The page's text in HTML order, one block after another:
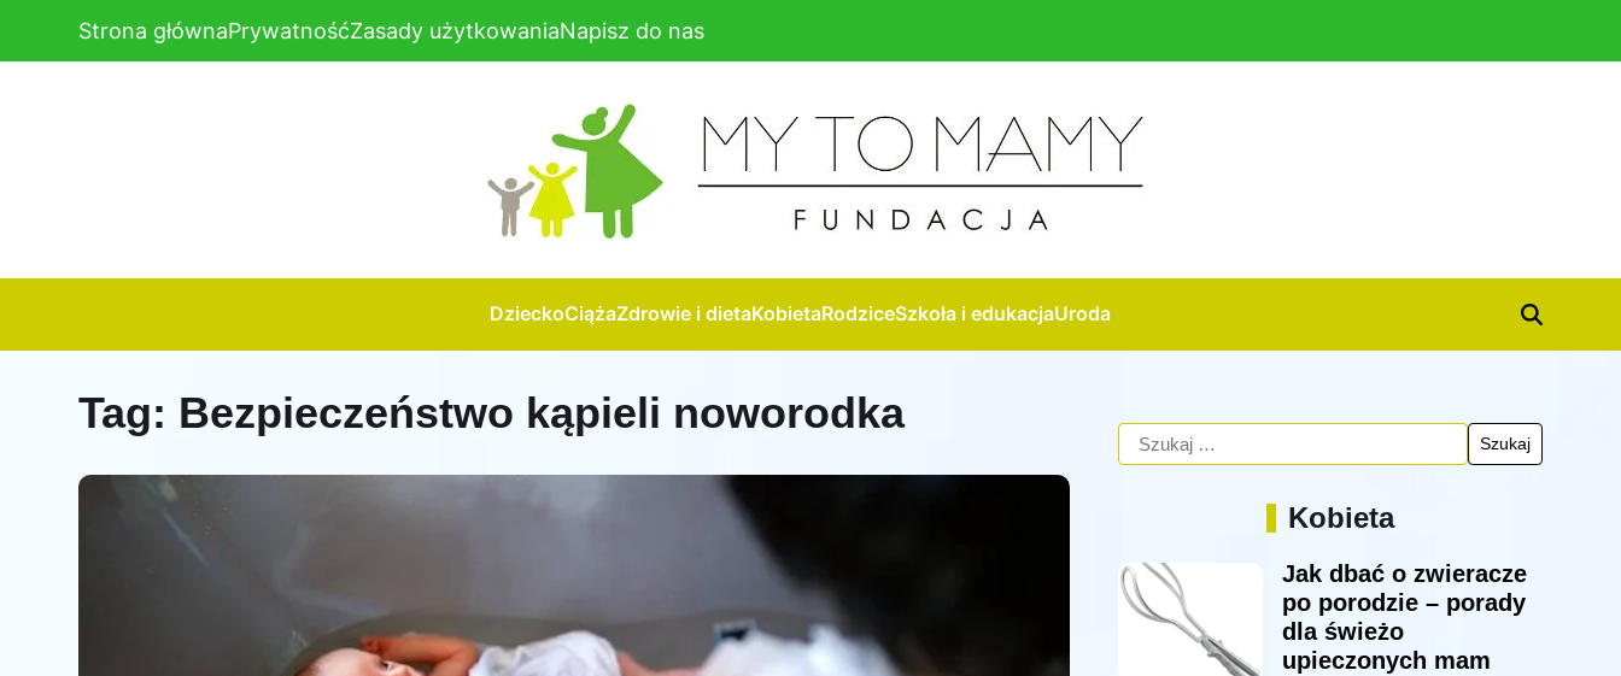
Strona głównaPrywatnośćZasady użytkowaniaNapisz do nas
DzieckoCiążaZdrowie i dietaKobietaRodziceSzkoła i edukacjaUroda
Tag: Bezpieczeństwo kąpieli noworodka
Kobieta
Jak dbać o zwieracze
po porodzie – porady
dla świeżo
upieczonych mam